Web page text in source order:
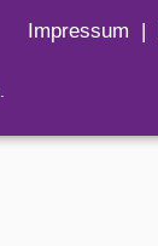
Impressum |